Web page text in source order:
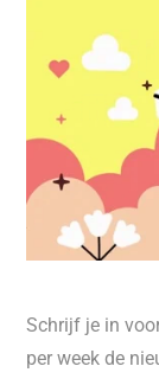
Schrijf je in
per week de